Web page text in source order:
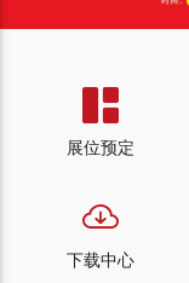
展位预定
下载中心